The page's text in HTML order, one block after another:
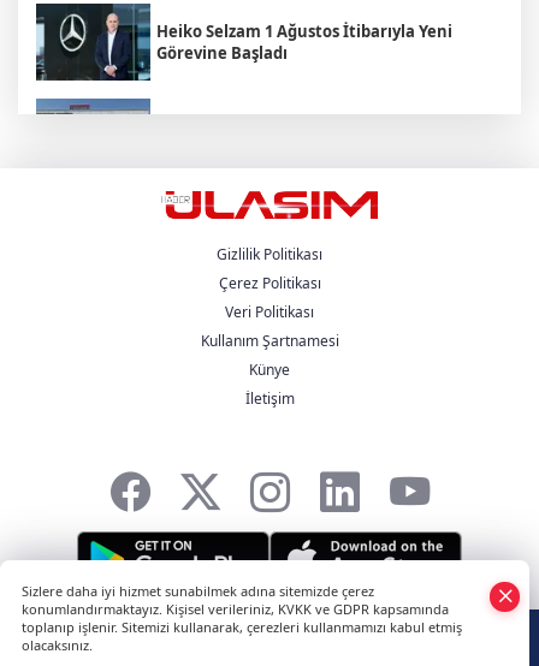
Heiko Selzam 1 Ağustos İtibarıyla Yeni
Görevine Başladı
UND Genişletilmiş Yönetim Kurulu
Sponsorluğunda Kayseri’de Gerçekleştirildi
Metro Turizm’in Premium Tercihi Neoplan
Skyliner Oldu
Mercedes-Benz Türk Dijital Hizmetleriyle
Gizlilik Politikası
Çerez Politikası
Veri Politikası
Kullanım Şartnamesi
Künye
İletişim
HABER YAZILIMIve TURKTICARET.NET projesidir Copyright© 2006-2026
Sizlere daha iyi hizmet sunabilmek adına sitemizde çerez
konumlandırmaktayız. Kişisel verileriniz, KVKK ve GDPR kapsamında
toplanıp işlenir. Sitemizi kullanarak, çerezleri kullanmamızı kabul etmiş
olacaksınız.